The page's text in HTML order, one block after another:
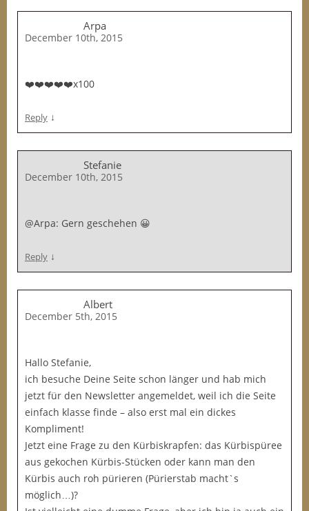
Arpa
December 10th, 2015
❤️❤️❤️❤️❤️x100
Reply ↓
Stefanie
December 10th, 2015
@Arpa: Gern geschehen 😀
Reply ↓
Albert
December 5th, 2015
Hallo Stefanie,
ich besuche Deine Seite schon länger und hab mich
jetzt für den Newsletter angemeldet, weil ich die Seite
einfach klasse finde – also erst mal ein dickes
Kompliment!
Jetzt eine Frage zu den Kürbiskrapfen: das Kürbispüree
aus gekochen Kürbis-Stücken oder kann man den
Kürbis auch roh pürieren (Pürierstab macht`s
möglich…)?